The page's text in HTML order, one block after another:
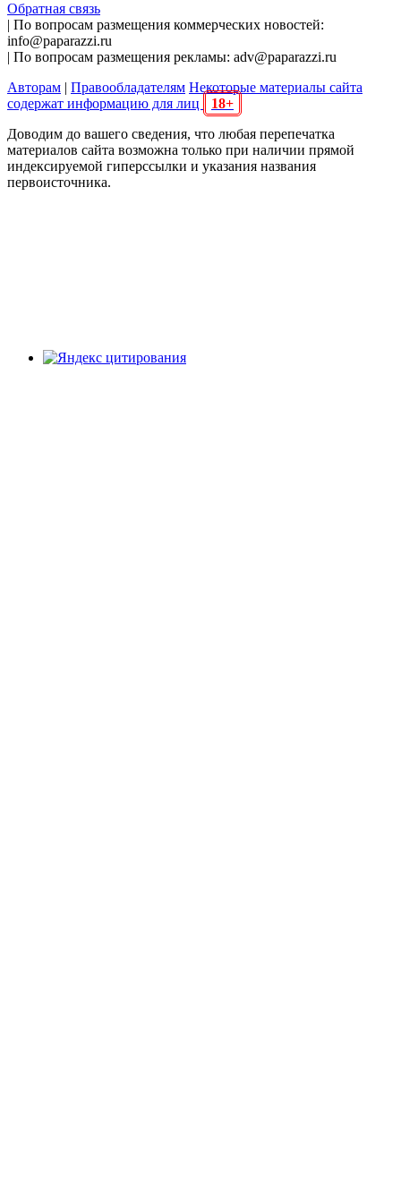
Обратная связь
| По вопросам размещения коммерческих новостей:
info@paparazzi.ru
| По вопросам размещения рекламы: adv@paparazzi.ru
Авторам | Правообладателям Некоторые материалы сайта
содержат информацию для лиц
18+
Доводим до вашего сведения, что любая перепечатка
материалов сайта возможна только при наличии прямой
индексируемой гиперссылки и указания названия
первоисточника.